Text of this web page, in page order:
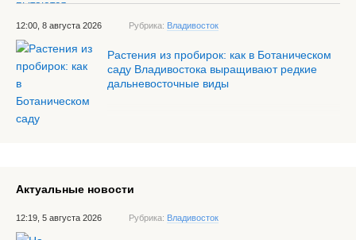
12:00, 8 августа 2026 Рубрика: Владивосток
Растения из пробирок: как в Ботаническом
саду Владивостока выращивают редкие
дальневосточные виды
Актуальные новости
12:19, 5 августа 2026 Рубрика: Владивосток